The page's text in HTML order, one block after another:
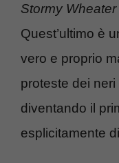
Stormy Wheater
Quest’ultimo è
vero e proprio
proteste dei
diventando il
esplicitamente